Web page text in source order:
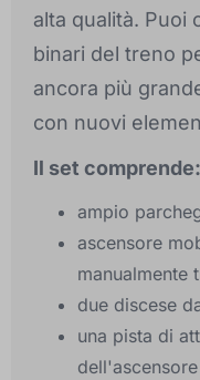
alta qualità. Puoi
binari del treno
ancora più
con nuovi
Il set comprende:
ampio
ascensore
manualmente
due discese
una pista di
dell'ascensore